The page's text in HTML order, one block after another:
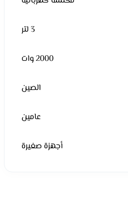
3 لتر
2000 وات
الصين
عامين
أجهزة صغيرة